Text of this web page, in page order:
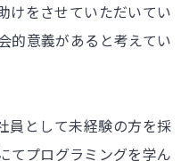
けをさせていただいてい
的意義があると考えてい
員として未経験の方を採
てプログラミングを学ん